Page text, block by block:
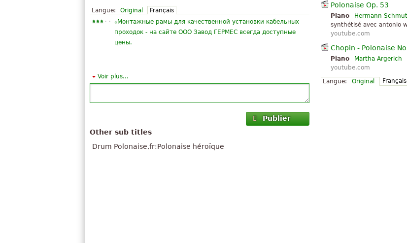
Polonaise Op. 53
Piano
Hermann
synthétisé avec antonio
youtube.com
Chopin - Polonaise
Piano
Martha Argerich
youtube.com
Langue:
Original Français
Langue: Original Français
«Монтажные рамы для качественной установки кабельных
проходок - на сайте ООО Завод ГЕРМЕС всегда доступные
цены.
»
«Где купить наши книги Специальное предложение для
« Охотно принимаю. Тема интересна, приму участие в
Voir plus...
Publier
Other sub titles
Drum Polonaise,fr:Polonaise héroïque